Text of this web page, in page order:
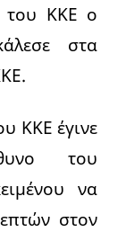
του ΚΚΕ ο
στα
ΚΚΕ έγινε
του
να
στον